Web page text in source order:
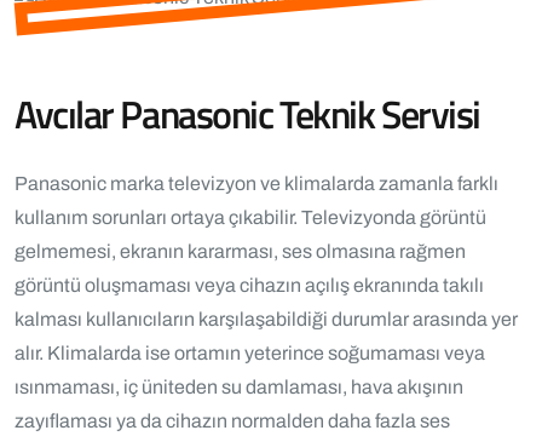
Avcılar Panasonic Teknik Servisi
Panasonic marka televizyon ve klimalarda zamanla farklı
kullanım sorunları ortaya çıkabilir. Televizyonda görüntü
gelmemesi, ekranın kararması, ses olmasına rağmen
görüntü oluşmaması veya cihazın açılış ekranında takılı
kalması kullanıcıların karşılaşabildiği durumlar arasında yer
alır. Klimalarda ise ortamın yeterince soğumaması veya
ısınmaması, iç üniteden su damlaması, hava akışının
zayıflaması ya da cihazın normalden daha fazla ses